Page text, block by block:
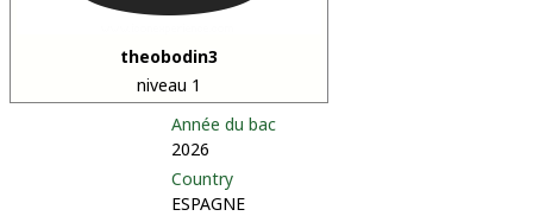
theobodin3
niveau 1
Année du bac
2026
Country
ESPAGNE